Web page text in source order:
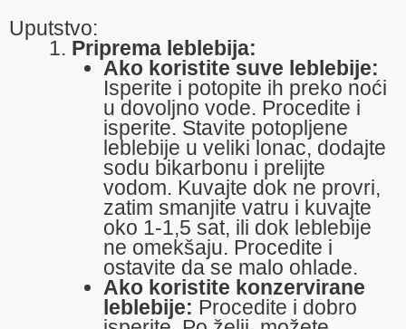
Uputstvo:
Priprema leblebija:
Ako koristite suve leblebije:
Isperite i potopite ih preko noći
u dovoljno vode. Procedite i
isperite. Stavite potopljene
leblebije u veliki lonac, dodajte
sodu bikarbonu i prelijte
vodom. Kuvajte dok ne provri,
zatim smanjite vatru i kuvajte
oko 1-1,5 sat, ili dok leblebije
ne omekšaju. Procedite i
ostavite da se malo ohlade.
Ako koristite konzervirane
leblebije: Procedite i dobro